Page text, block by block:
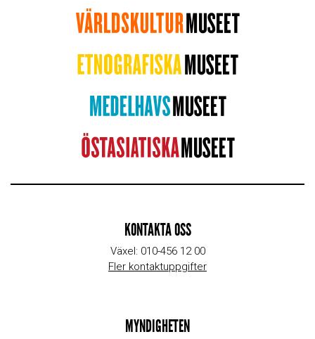
KONTAKTA OSS
Växel: 010-456 12 00
Fler kontaktuppgifter
MYNDIGHETEN